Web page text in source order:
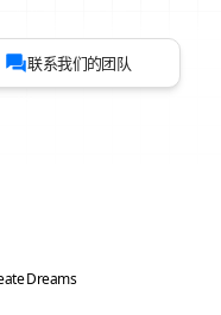
联系我们的团队
Dreams